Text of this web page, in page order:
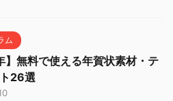
ム
】無料で使える年賀状素材・テ
26選